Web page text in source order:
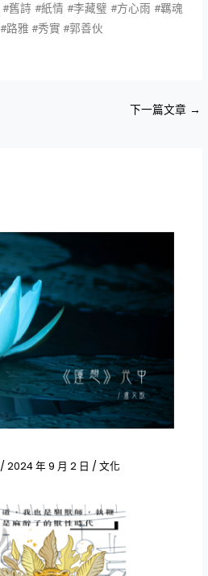
舊詩 #紙情 #李藏璧 #方心雨 #羈魂
路雅 #秀實 #郭善伙
下一篇文章 →
2024 年 9 月 2 日 / 文化